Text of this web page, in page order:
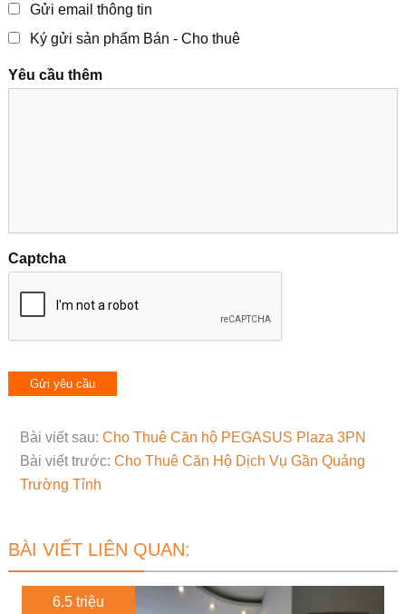
Gửi email thông tin
Ký gửi sản phẩm Bán - Cho thuê
Yêu cầu thêm
Captcha
Bài viết sau: Cho Thuê Căn hộ PEGASUS Plaza 3PN
Bài viết trước: Cho Thuê Căn Hộ Dịch Vụ Gần Quảng
Trường Tỉnh
BÀI VIẾT LIÊN QUAN:
6.5 triệu